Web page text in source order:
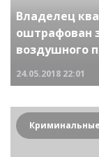
Владелец
оштрафован
воздушного
24.05.2018 22:01